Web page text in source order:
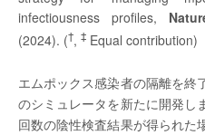
infectiousness profiles,
(2024). (†, ‡ Equal contribution)
エムポックス感染者の隔離を終
のシミュレータを新たに開発し
回数の陰性検査結果が得られた